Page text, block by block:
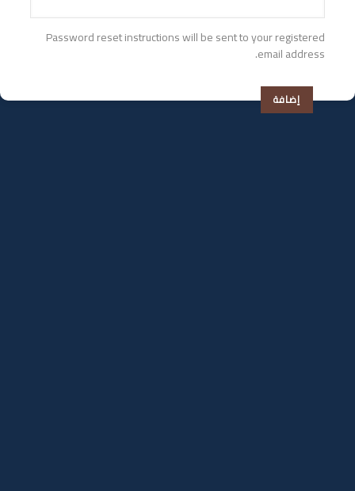
Password reset instructions will be sent to your registered
email address.